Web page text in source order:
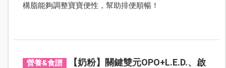
構脂能夠調整寶寶便性，幫助排便順暢！
營養&食譜
【奶粉】關鍵雙元OPO+L.E.D.、啟